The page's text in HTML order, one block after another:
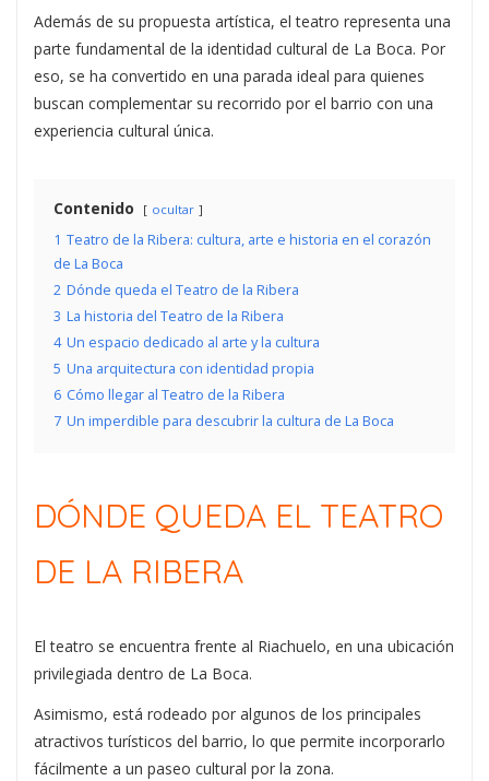
Además de su propuesta artística, el teatro representa una
parte fundamental de la identidad cultural de La Boca. Por
eso, se ha convertido en una parada ideal para quienes
buscan complementar su recorrido por el barrio con una
experiencia cultural única.
Contenido ocultar
1 Teatro de la Ribera: cultura, arte e historia en el corazón
de La Boca
2 Dónde queda el Teatro de la Ribera
3 La historia del Teatro de la Ribera
4 Un espacio dedicado al arte y la cultura
5 Una arquitectura con identidad propia
6 Cómo llegar al Teatro de la Ribera
7 Un imperdible para descubrir la cultura de La Boca
DÓNDE QUEDA EL TEATRO
DE LA RIBERA
El teatro se encuentra frente al Riachuelo, en una ubicación
privilegiada dentro de La Boca.
Asimismo, está rodeado por algunos de los principales
atractivos turísticos del barrio, lo que permite incorporarlo
fácilmente a un paseo cultural por la zona.